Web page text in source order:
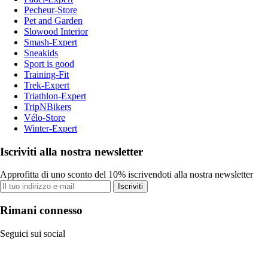
Pecheur-Store
Pet and Garden
Slowood Interior
Smash-Expert
Sneakids
Sport is good
Training-Fit
Trek-Expert
Triathlon-Expert
TripNBikers
Vélo-Store
Winter-Expert
Iscriviti alla nostra newsletter
Approfitta di uno sconto del 10% iscrivendoti alla nostra newsletter
Iscriviti
Rimani connesso
Seguici sui social